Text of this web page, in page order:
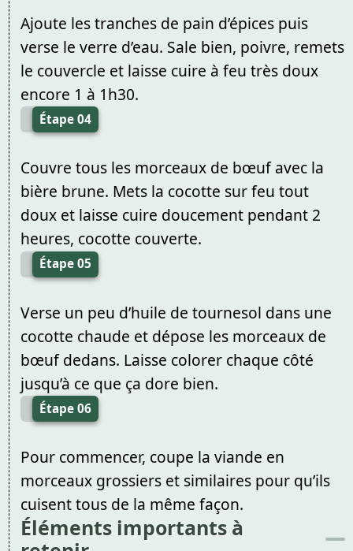
Ajoute les tranches de pain d’épices puis
verse le verre d’eau. Sale bien, poivre, remets
le couvercle et laisse cuire à feu très doux
encore 1 à 1h30.
Étape 04
Couvre tous les morceaux de bœuf avec la
bière brune. Mets la cocotte sur feu tout
doux et laisse cuire doucement pendant 2
heures, cocotte couverte.
Étape 05
Verse un peu d’huile de tournesol dans une
cocotte chaude et dépose les morceaux de
bœuf dedans. Laisse colorer chaque côté
jusqu’à ce que ça dore bien.
Étape 06
Pour commencer, coupe la viande en
morceaux grossiers et similaires pour qu’ils
cuisent tous de la même façon.
Éléments importants à